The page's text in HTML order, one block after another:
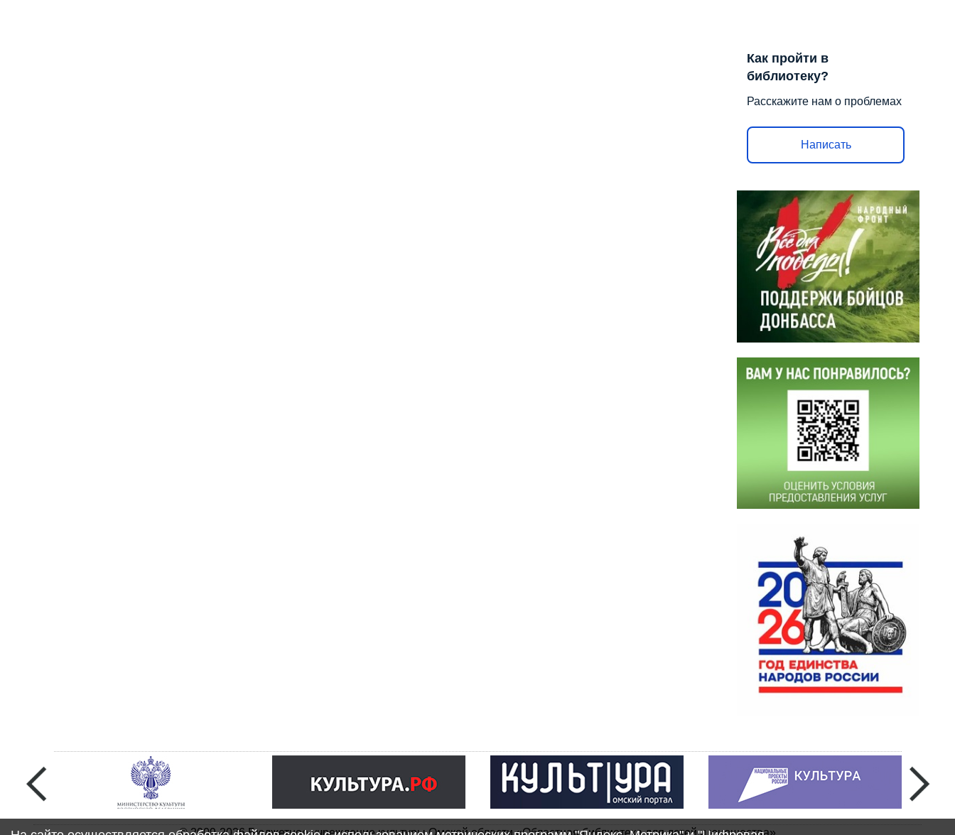
Как пройти в
библиотеку?
Расскажите нам о проблемах
Написать